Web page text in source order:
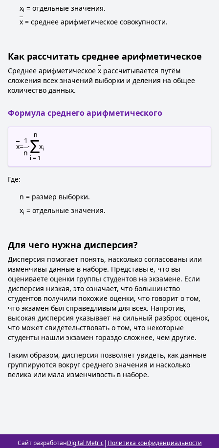
xi = отдельные значения.
x = среднее арифметическое совокупности.
Как рассчитать среднее арифметическое
Среднее арифметическое x рассчитывается путём
сложения всех значений выборки и деления на общее
количество данных.
Формула среднего арифметического
x=
1
n
·
n
Σ
i = 1
xi
Где:
n = размер выборки.
xi = отдельные значения.
Для чего нужна дисперсия?
Дисперсия помогает понять, насколько согласованы или
изменчивы данные в наборе. Представьте, что вы
оцениваете оценки группы студентов на экзамене. Если
дисперсия низкая, это означает, что большинство
студентов получили похожие оценки, что говорит о том,
что экзамен был справедливым для всех. Напротив,
высокая дисперсия указывает на сильный разброс оценок,
что может свидетельствовать о том, что некоторые
студенты нашли экзамен гораздо сложнее, чем другие.
Таким образом, дисперсия позволяет увидеть, как данные
группируются вокруг среднего значения и насколько
велика или мала изменчивость в наборе.
Сайт разработанDigital Metric| Политика конфиденциальности